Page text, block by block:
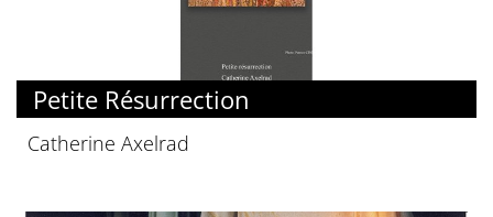
Petite Résurrection
Catherine Axelrad